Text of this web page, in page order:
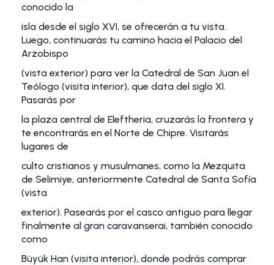
conocido la
isla desde el siglo XVI, se ofrecerán a tu vista.
Luego, continuarás tu camino hacia el Palacio del
Arzobispo
(vista exterior) para ver la Catedral de San Juan el
Teólogo (visita interior), que data del siglo XI.
Pasarás por
la plaza central de Eleftheria, cruzarás la frontera y
te encontrarás en el Norte de Chipre. Visitarás
lugares de
culto cristianos y musulmanes, como la Mezquita
de Selimiye, anteriormente Catedral de Santa Sofía
(vista
exterior). Pasearás por el casco antiguo para llegar
finalmente al gran caravanserai, también conocido
como
Büyük Han (visita interior), donde podrás comprar